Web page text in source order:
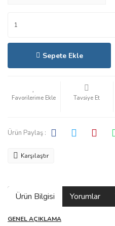
Sepete Ekle
Tavsiye Et
Ürün Paylaş :
Karşılaştır
Ürün Bilgisi Yorumlar
GENEL AÇIKLAMA